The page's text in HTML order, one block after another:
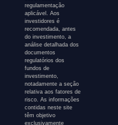
regulamentação
aplicável. Aos
investidores é
recomendada, antes
do investimento, a
análise detalhada dos
documentos
regulatórios dos
fundos de
investimento,
notadamente a seção
relativa aos fatores de
risco. As informações
contidas neste site
têm objetivo
exclusivamente